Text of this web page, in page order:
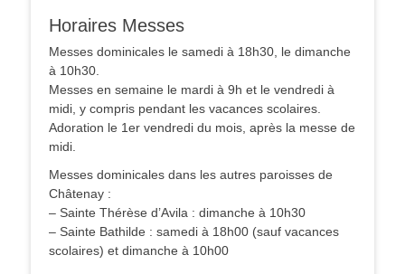
Horaires Messes
Messes dominicales le samedi à 18h30, le dimanche
à 10h30.
Messes en semaine le mardi à 9h et le vendredi à
midi, y compris pendant les vacances scolaires.
Adoration le 1er vendredi du mois, après la messe de
midi.
Messes dominicales dans les autres paroisses de
Châtenay :
– Sainte Thérèse d’Avila : dimanche à 10h30
– Sainte Bathilde : samedi à 18h00 (sauf vacances
scolaires) et dimanche à 10h00